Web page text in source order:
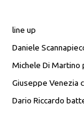
line up
Daniele
Michele Di Martino
Giuseppe Venezia
Dario Riccardo